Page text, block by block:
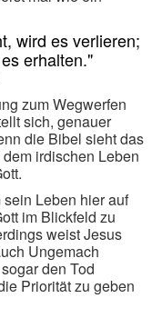
wird es verlieren;
erhalten."
zum Wegwerfen
sich, genauer
die Bibel sieht das
irdischen Leben
Leben hier auf
im Blickfeld zu
weist Jesus
Ungemach
den Tod
Priorität zu geben